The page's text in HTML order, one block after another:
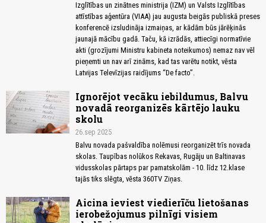
Izglītības un zinātnes ministrija (IZM) un Valsts Izglītības
attīstības aģentūra (VIAA) jau augusta beigās publiskā preses
konferencē izsludināja izmaiņas, ar kādām būs jārēķinās
jaunajā mācību gadā. Taču, kā izrādās, attiecīgi normatīvie
akti (grozījumi Ministru kabineta noteikumos) nemaz nav vēl
pieņemti un nav arī zināms, kad tas varētu notikt, vēsta
Latvijas Televīzijas raidījums “De facto”.
Ignorējot vecāku iebildumus, Balvu
novadā reorganizēs kārtējo lauku
skolu
26.sep 2025
Balvu novada pašvaldība nolēmusi reorganizēt trīs novada
skolas. Taupības nolūkos Rekavas, Rugāju un Baltinavas
vidusskolas pārtaps par pamatskolām - 10. līdz 12.klase
tajās tiks slēgta, vēsta 360TV Ziņas.
Aicina ieviest viedierīču lietošanas
ierobežojumus pilnīgi visiem